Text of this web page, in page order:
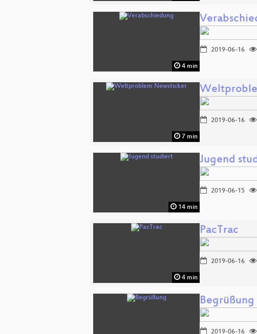
4 min
2019-06-16
7 min
2019-06-16
14 min
Jugend
2019-06-15
4 min
PacTrac
2019-06-16
Begrüßung
2019-06-16